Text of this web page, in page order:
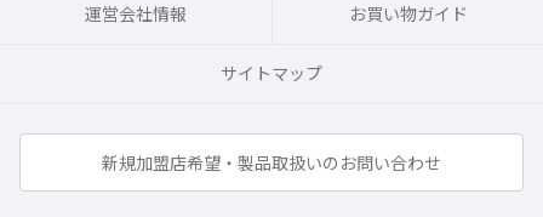
運営会社情報 お買い物ガイド
サイトマップ
新規加盟店希望・製品取扱いのお問い合わせ